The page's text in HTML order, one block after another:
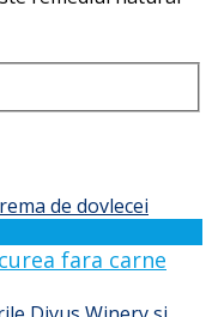
fara carne